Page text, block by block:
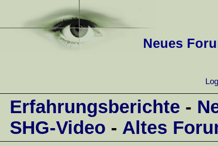
Neues
Erfahrungsberichte -
SHG-Video - Altes